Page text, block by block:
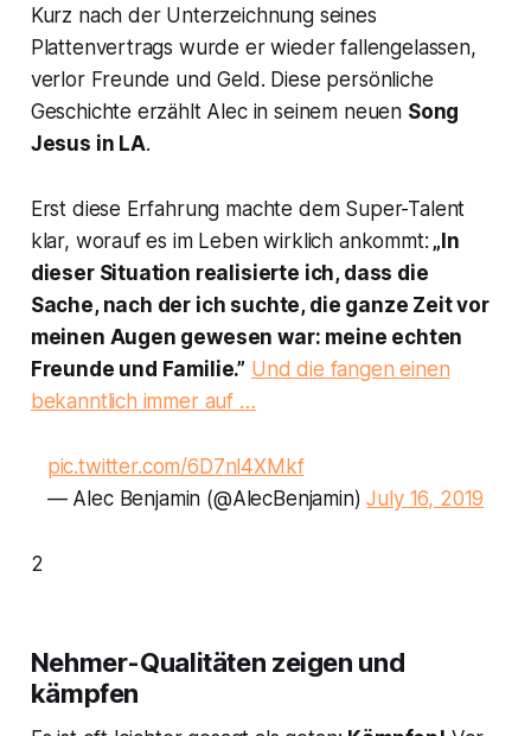
Kurz nach der Unterzeichnung seines
Plattenvertrags wurde er wieder fallengelassen,
verlor Freunde und Geld. Diese persönliche
Geschichte erzählt Alec in seinem neuen Song
Jesus in LA.
Erst diese Erfahrung machte dem Super-Talent
klar, worauf es im Leben wirklich ankommt: „In
dieser Situation realisierte ich, dass die
Sache, nach der ich suchte, die ganze Zeit vor
meinen Augen gewesen war: meine echten
Freunde und Familie.” Und die fangen einen
bekanntlich immer auf …
pic.twitter.com/6D7nl4XMkf
— Alec Benjamin (@AlecBenjamin)July 16, 2019
2
Nehmer-Qualitäten zeigen und
kämpfen